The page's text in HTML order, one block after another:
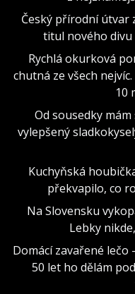
Český přírodní útvar
titul nového divu
Rychlá okurková
chutná ze všech
10
Od sousedky
vylepšený
Kuchyňská
překvapilo, co
Na Slovensku
Lebky
Domácí zavařené lečo
50 let ho dělám